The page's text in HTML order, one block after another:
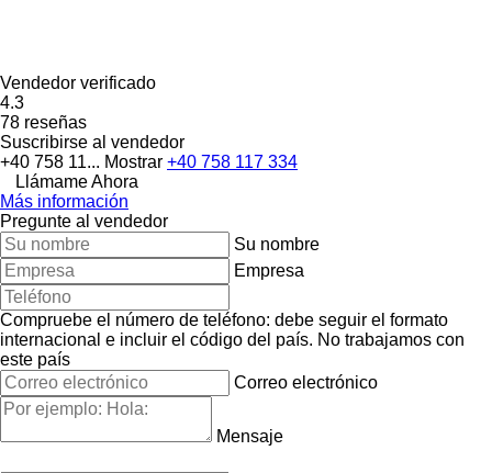
Vendedor verificado
4.3
78 reseñas
Suscribirse al vendedor
+40 758 11... Mostrar +40 758 117 334
Llámame Ahora
Más información
Pregunte al vendedor
Su nombre
Empresa
Compruebe el número de teléfono: debe seguir el formato
internacional e incluir el código del país. No trabajamos con
este país
Correo electrónico
Mensaje